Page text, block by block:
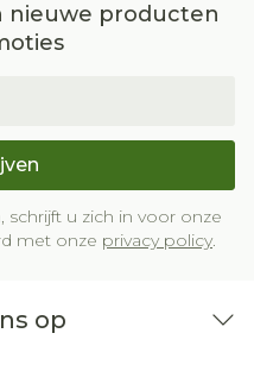
nieuwe producten
u zich in voor onze
met onze privacy policy.
op